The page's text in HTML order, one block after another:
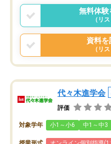
無料体
（リ
資料を
（リ
代々木進学会
評価
対象学年 小1～小6 中1～中3